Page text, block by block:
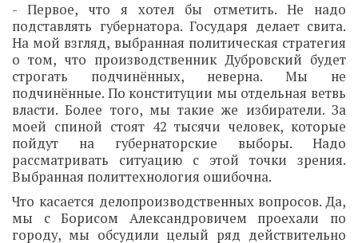
- Первое, что я хотел бы отметить. Не надо
подставлять губернатора. Государя делает свита.
На мой взгляд, выбранная политическая стратегия
о том, что производственник Дубровский будет
строгать подчинённых, неверна. Мы не
подчинённые. По конституции мы отдельная ветвь
власти. Более того, мы такие же избиратели. За
моей спиной стоят 42 тысячи человек, которые
пойдут на губернаторские выборы. Надо
рассматривать ситуацию с этой точки зрения.
Выбранная политтехнология ошибочна.
Что касается делопроизводственных вопросов. Да,
мы с Борисом Александровичем проехали по
городу, мы обсудили целый ряд действительно